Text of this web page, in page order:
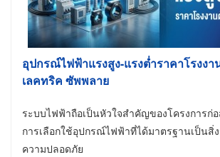
อุปกรณ์ไฟฟ้าแรงสูง-แรงต่ำราคาโรงงา
เลคทริค ซัพพลาย
ระบบไฟฟ้าถือเป็นหัวใจสำคัญของโครงการก่
การเลือกใช้อุปกรณ์ไฟฟ้าที่ได้มาตรฐานเป็นสิ่
ความปลอดภัย